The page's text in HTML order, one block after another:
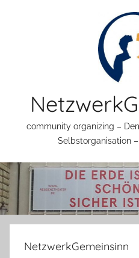
community organizing –
Selbstorganisation
NetzwerkGemeinsinn